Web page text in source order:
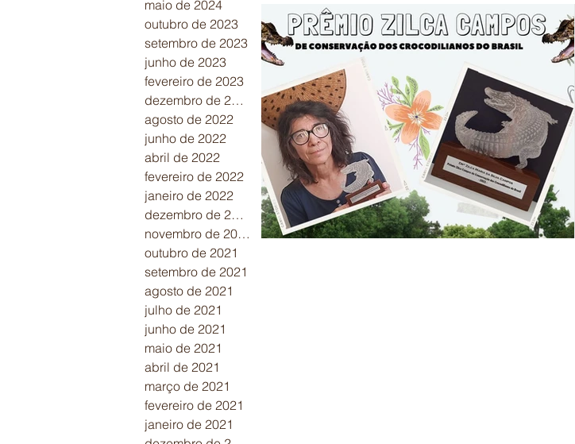
maio de 2024
outubro de 2023
setembro de 2023
junho de 2023
fevereiro de 2023
dezembro de 2022
agosto de 2022
junho de 2022
abril de 2022
fevereiro de 2022
janeiro de 2022
dezembro de 2021
novembro de 2021
outubro de 2021
setembro de 2021
agosto de 2021
julho de 2021
junho de 2021
maio de 2021
abril de 2021
março de 2021
fevereiro de 2021
janeiro de 2021